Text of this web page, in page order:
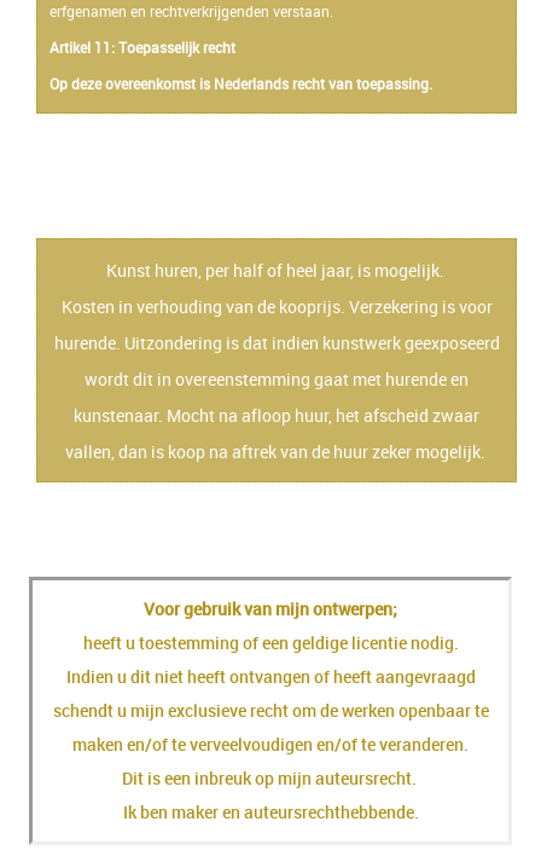
erfgenamen en rechtverkrijgenden verstaan.
Artikel 11: Toepasselijk recht
Op deze overeenkomst is Nederlands recht van toepassing.
Kunst huren, per half of heel jaar, is mogelijk.
Kosten in verhouding van de kooprijs. Verzekering is voor
hurende. Uitzondering is dat indien kunstwerk geexposeerd
wordt dit in overeenstemming gaat met hurende en
kunstenaar. Mocht na afloop huur, het afscheid zwaar
vallen, dan is koop na aftrek van de huur zeker mogelijk.
Voor gebruik van mijn ontwerpen;
heeft u toestemming of een geldige licentie nodig.
Indien u dit niet heeft ontvangen of heeft aangevraagd
schendt u mijn exclusieve recht om de werken openbaar te
maken en/of te verveelvoudigen en/of te veranderen.
Dit is een inbreuk op mijn auteursrecht.
Ik ben maker en auteursrechthebbende.